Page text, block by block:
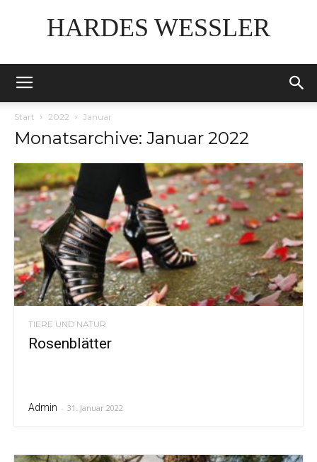
HARDES WESSLER
Start 2022 Januar
Monatsarchive: Januar 2022
TIERE UND NATUR
Rosenblätter
Admin - 31. Januar 2022